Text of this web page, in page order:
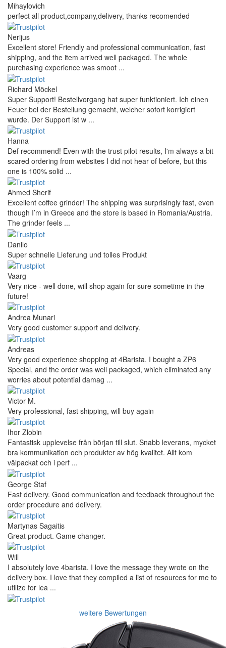
Mihaylovich
perfect all product,company,delivery, thanks recomended
Nerijus
Excellent store! Friendly and professional communication, fast
shipping, and the item arrived well packaged. The whole
purchasing experience was smoot ...
Richard Möckel
Super Support! Bestellvorgang hat super funktioniert. Ich einen
Feuer bei der Bestellung gemacht, welcher sofort korrigiert
wurde. Der Support ist w ...
Hanna
Def recommend! Even with the trust pilot results, I'm always a bit
scared ordering from websites I did not hear of before, but this
one is 100% solid ...
Ahmed Sherif
Excellent coffee grinder! The shipping was surprisingly fast, even
though I’m in Greece and the store is based in Romania/Austria.
The grinder feels ...
Danilo
Super schnelle Lieferung und tolles Produkt
Vaarg
Very nice - well done, will shop again for sure sometime in the
future!
Andrea Munari
Very good customer support and delivery.
Andreas
Very good experience shopping at 4Barista. I bought a ZP6
Special, and the order was well packaged, which eliminated any
worries about potential damag ...
Victor M.
Very professional, fast shipping, will buy again
Ihor Zlobin
Fantastisk upplevelse från början till slut. Snabb leverans, mycket
bra kommunikation och produkter av hög kvalitet. Allt kom
välpackat och i perf ...
George Staf
Fast delivery. Good communication and feedback throughout the
order procedure and delivery.
Martynas Sagaitis
Great product. Game changer.
Will
I absolutely love 4barista. I love the message they wrote on the
delivery box. I love that they compiled a list of resources for me to
utilize for lea ...
weitere Bewertungen